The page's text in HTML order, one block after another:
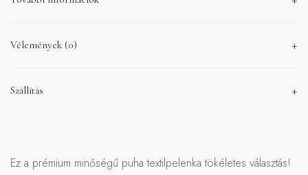
Vélemények (0)
Szállítás
Ez a prémium minőségű puha textilpelenka tökéletes választás!